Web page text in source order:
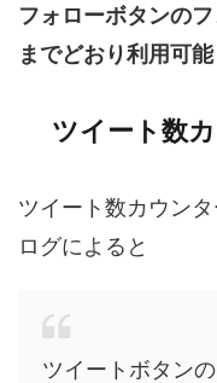
フォローボタンの
までどおり利用可
ツイート数
ツイート数カウン
ログによると
ツイートボタン